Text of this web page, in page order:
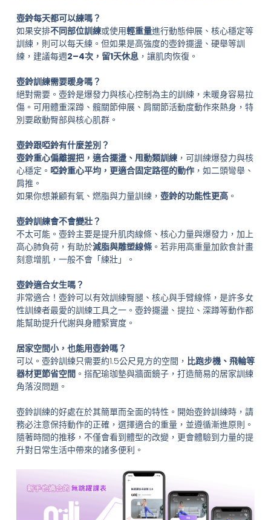
壺鈴每天都可以練嗎？
如果安排不同部位訓練或使用輕重量進行動態伸展、核心穩定等
訓練，則可以每天練。但如果是高強度的壺鈴擺盪、硬舉等訓
練，建議每週2–4次，留1天休息，讓肌肉恢復。
壺鈴訓練需要暖身嗎？
絕對需要。壺鈴是爆發力與核心控制為主的訓練，未暖身容易拉
傷。可用體重深蹲、髖關節伸展、肩關節活動度動作來熱身，特
別要啟動臀部與核心肌群。
壺鈴跟啞鈴有什麼差別？
壺鈴重心偏離握把，適合擺盪、甩動類訓練，可訓練爆發力與核
心穩定。 啞鈴重心平均，更適合固定路徑的動作，如二頭彎舉、
肩推。
如果你想兼顧有氧、燃脂與力量訓練， 壺鈴的功能性更高。
壺鈴訓練會不會變壯？
不太可能。壺鈴主要是提升肌肉線條、核心力量與爆發力，加上
高心肺負荷，有助於減脂與雕塑線條。若非用高重量加飲食計畫
刻意增肌，一般不會「練壯」。
壺鈴適合女生嗎？
非常適合！壺鈴可以有效訓練臀腿、核心與手臂線條，是許多女
性訓練者最愛的訓練工具之一。壺鈴擺盪、提拉、深蹲等動作都
能幫助提升代謝與身體緊實度。
居家空間小，也能用壺鈴嗎？
可以。壺鈴訓練只需要約1.5公尺見方的空間， 比跑步機、飛輪等
器材更節省空間。搭配瑜珈墊與牆面鏡子，打造簡易的居家訓練
角落沒問題。
壺鈴訓練的好處在於其簡單而全面的特性。開始壺鈴訓練時，請
務必注意保持動作的正確，選擇適合的重量，並遵循漸進原則。
隨著時間的推移，不僅會看到體型的改變，更會體驗到力量的提
升對日常生活中帶來的諸多便利。